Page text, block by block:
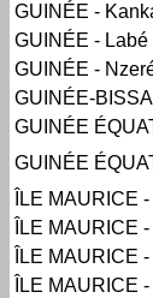
GUINÉE -
GUINÉE - Labé
GUINÉE -
GUINÉE-
GUINÉE
GUINÉE
ÎLE MAURICE
ÎLE MAURICE
ÎLE MAURICE
ÎLE MAURICE